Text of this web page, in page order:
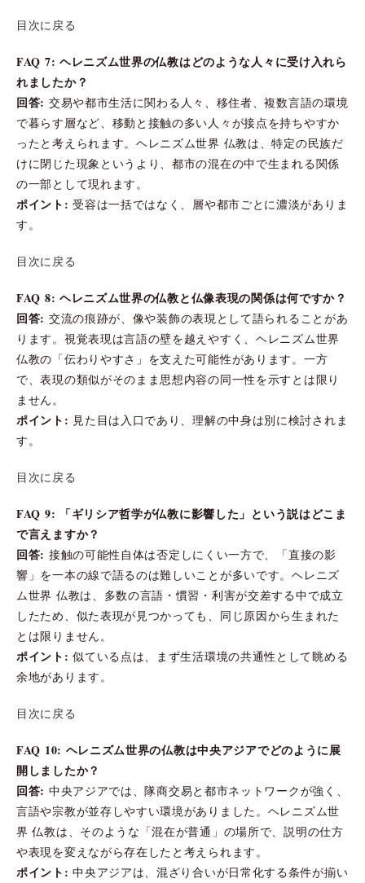
目次に戻る
FAQ 7: ヘレニズム世界の仏教はどのような人々に受け入れら
れましたか？
回答: 交易や都市生活に関わる人々、移住者、複数言語の環境
で暮らす層など、移動と接触の多い人々が接点を持ちやすか
ったと考えられます。ヘレニズム世界 仏教は、特定の民族だ
けに閉じた現象というより、都市の混在の中で生まれる関係
の一部として現れます。
ポイント: 受容は一括ではなく、層や都市ごとに濃淡がありま
す。
目次に戻る
FAQ 8: ヘレニズム世界の仏教と仏像表現の関係は何ですか？
回答: 交流の痕跡が、像や装飾の表現として語られることがあ
ります。視覚表現は言語の壁を越えやすく、ヘレニズム世界
仏教の「伝わりやすさ」を支えた可能性があります。一方
で、表現の類似がそのまま思想内容の同一性を示すとは限り
ません。
ポイント: 見た目は入口であり、理解の中身は別に検討されま
す。
目次に戻る
FAQ 9: 「ギリシア哲学が仏教に影響した」という説はどこま
で言えますか？
回答: 接触の可能性自体は否定しにくい一方で、「直接の影
響」を一本の線で語るのは難しいことが多いです。ヘレニズ
ム世界 仏教は、多数の言語・慣習・利害が交差する中で成立
したため、似た表現が見つかっても、同じ原因から生まれた
とは限りません。
ポイント: 似ている点は、まず生活環境の共通性として眺める
余地があります。
目次に戻る
FAQ 10: ヘレニズム世界の仏教は中央アジアでどのように展
開しましたか？
回答: 中央アジアでは、隊商交易と都市ネットワークが強く、
言語や宗教が並存しやすい環境がありました。ヘレニズム世
界 仏教は、そのような「混在が普通」の場所で、説明の仕方
や表現を変えながら存在したと考えられます。
ポイント: 中央アジアは、混ざり合いが日常化する条件が揃い